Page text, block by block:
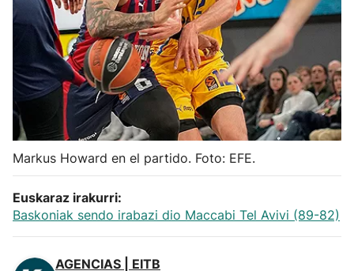
Balonmano
Kirolak 360
Atletismo
Carreras de montaña
Más deportes
Markus Howard en el partido. Foto: EFE.
Euskaraz irakurri:
Baskoniak sendo irabazi dio Maccabi Tel Avivi (89-82)
AGENCIAS | EITB